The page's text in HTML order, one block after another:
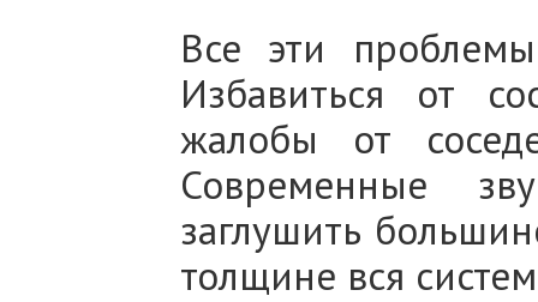
Все эти
Избавиться от
жалобы от
Современные
заглушить
толщине вся